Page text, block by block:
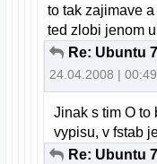
to tak zajimave
ted zlobi jenom
24.04.2008 | 00:49
Jinak s tim O to
vypisu, v fstab